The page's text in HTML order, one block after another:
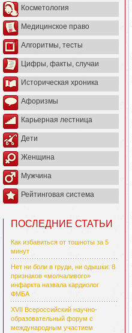
Косметология
Медицинское право
Алгоритмы, тесты
Цифры, факты, случаи
Историческая хроника
Афоризмы
Карьерная лестница
Дети
Женщина
Мужчина
Рейтинговая система
ПОСЛЕДНИЕ СТАТЬИ
Как избавиться от тошноты за 5
минут
Нет ни боли в груди, ни одышки: 8
признаков «молчаливого»
инфаркта назвала кардиолог
ФМБА
XVII Всероссийский научно-
образовательный форум с
международным участием